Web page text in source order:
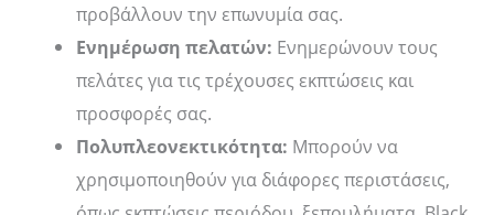
προβάλλουν την επωνυμία σας.
Ενημέρωση πελατών: Ενημερώνουν τους
πελάτες για τις τρέχουσες εκπτώσεις και
προσφορές σας.
Πολυπλεονεκτικότητα: Μπορούν να
χρησιμοποιηθούν για διάφορες περιστάσεις,